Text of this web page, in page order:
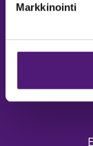
Markkinointi